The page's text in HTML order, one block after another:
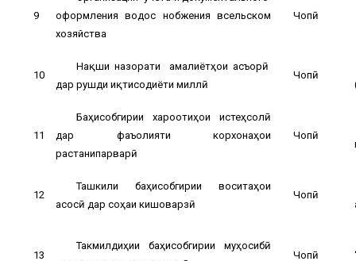
9
оформления водос нобжения всельском
хозяйства
Чопӣ
10
Нақши назорати амалиётҳои асъорӣ
дар рушди иқтисодиёти миллӣ
Чопӣ
11
Баҳисобгирии хароҷотиҳои истеҳсолӣ
дар фаъолияти корхонаҳои
растанипарварӣ
Чопӣ
12
Ташкили баҳисобгирии воситаҳои
асосӣ дар соҳаи кишоварзӣ
Чопӣ
13
Такмилдиҳии баҳисобгирии муҳосибӣ
Чопӣ